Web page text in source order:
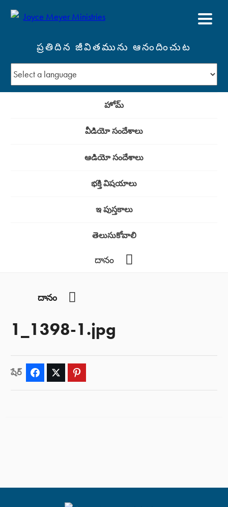
ప్రతిదిన జీవితమును ఆనందించుట
హోమ్
వీడియో సందేశాలు
ఆడియో సందేశాలు
భక్తి విషయాలు
ఇ పుస్తకాలు
తెలుసుకోవాలి
దానం
దానం
1_1398-1.jpg
షేర్ Facebook Twitter